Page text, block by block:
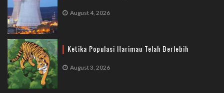
August 4, 2026
Ketika Populasi Harimau Telah Berlebih
August 3, 2026